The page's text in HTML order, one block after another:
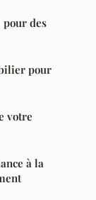
pour des
pour
votre
à la